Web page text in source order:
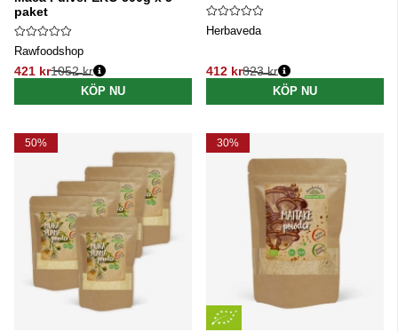
paket
Rawfoodshop
421 kr
Ordinarie pris:
1052 kr
KÖP NU
Herbaveda
412 kr
Ordinarie pris:
823 kr
KÖP NU
50% 30%